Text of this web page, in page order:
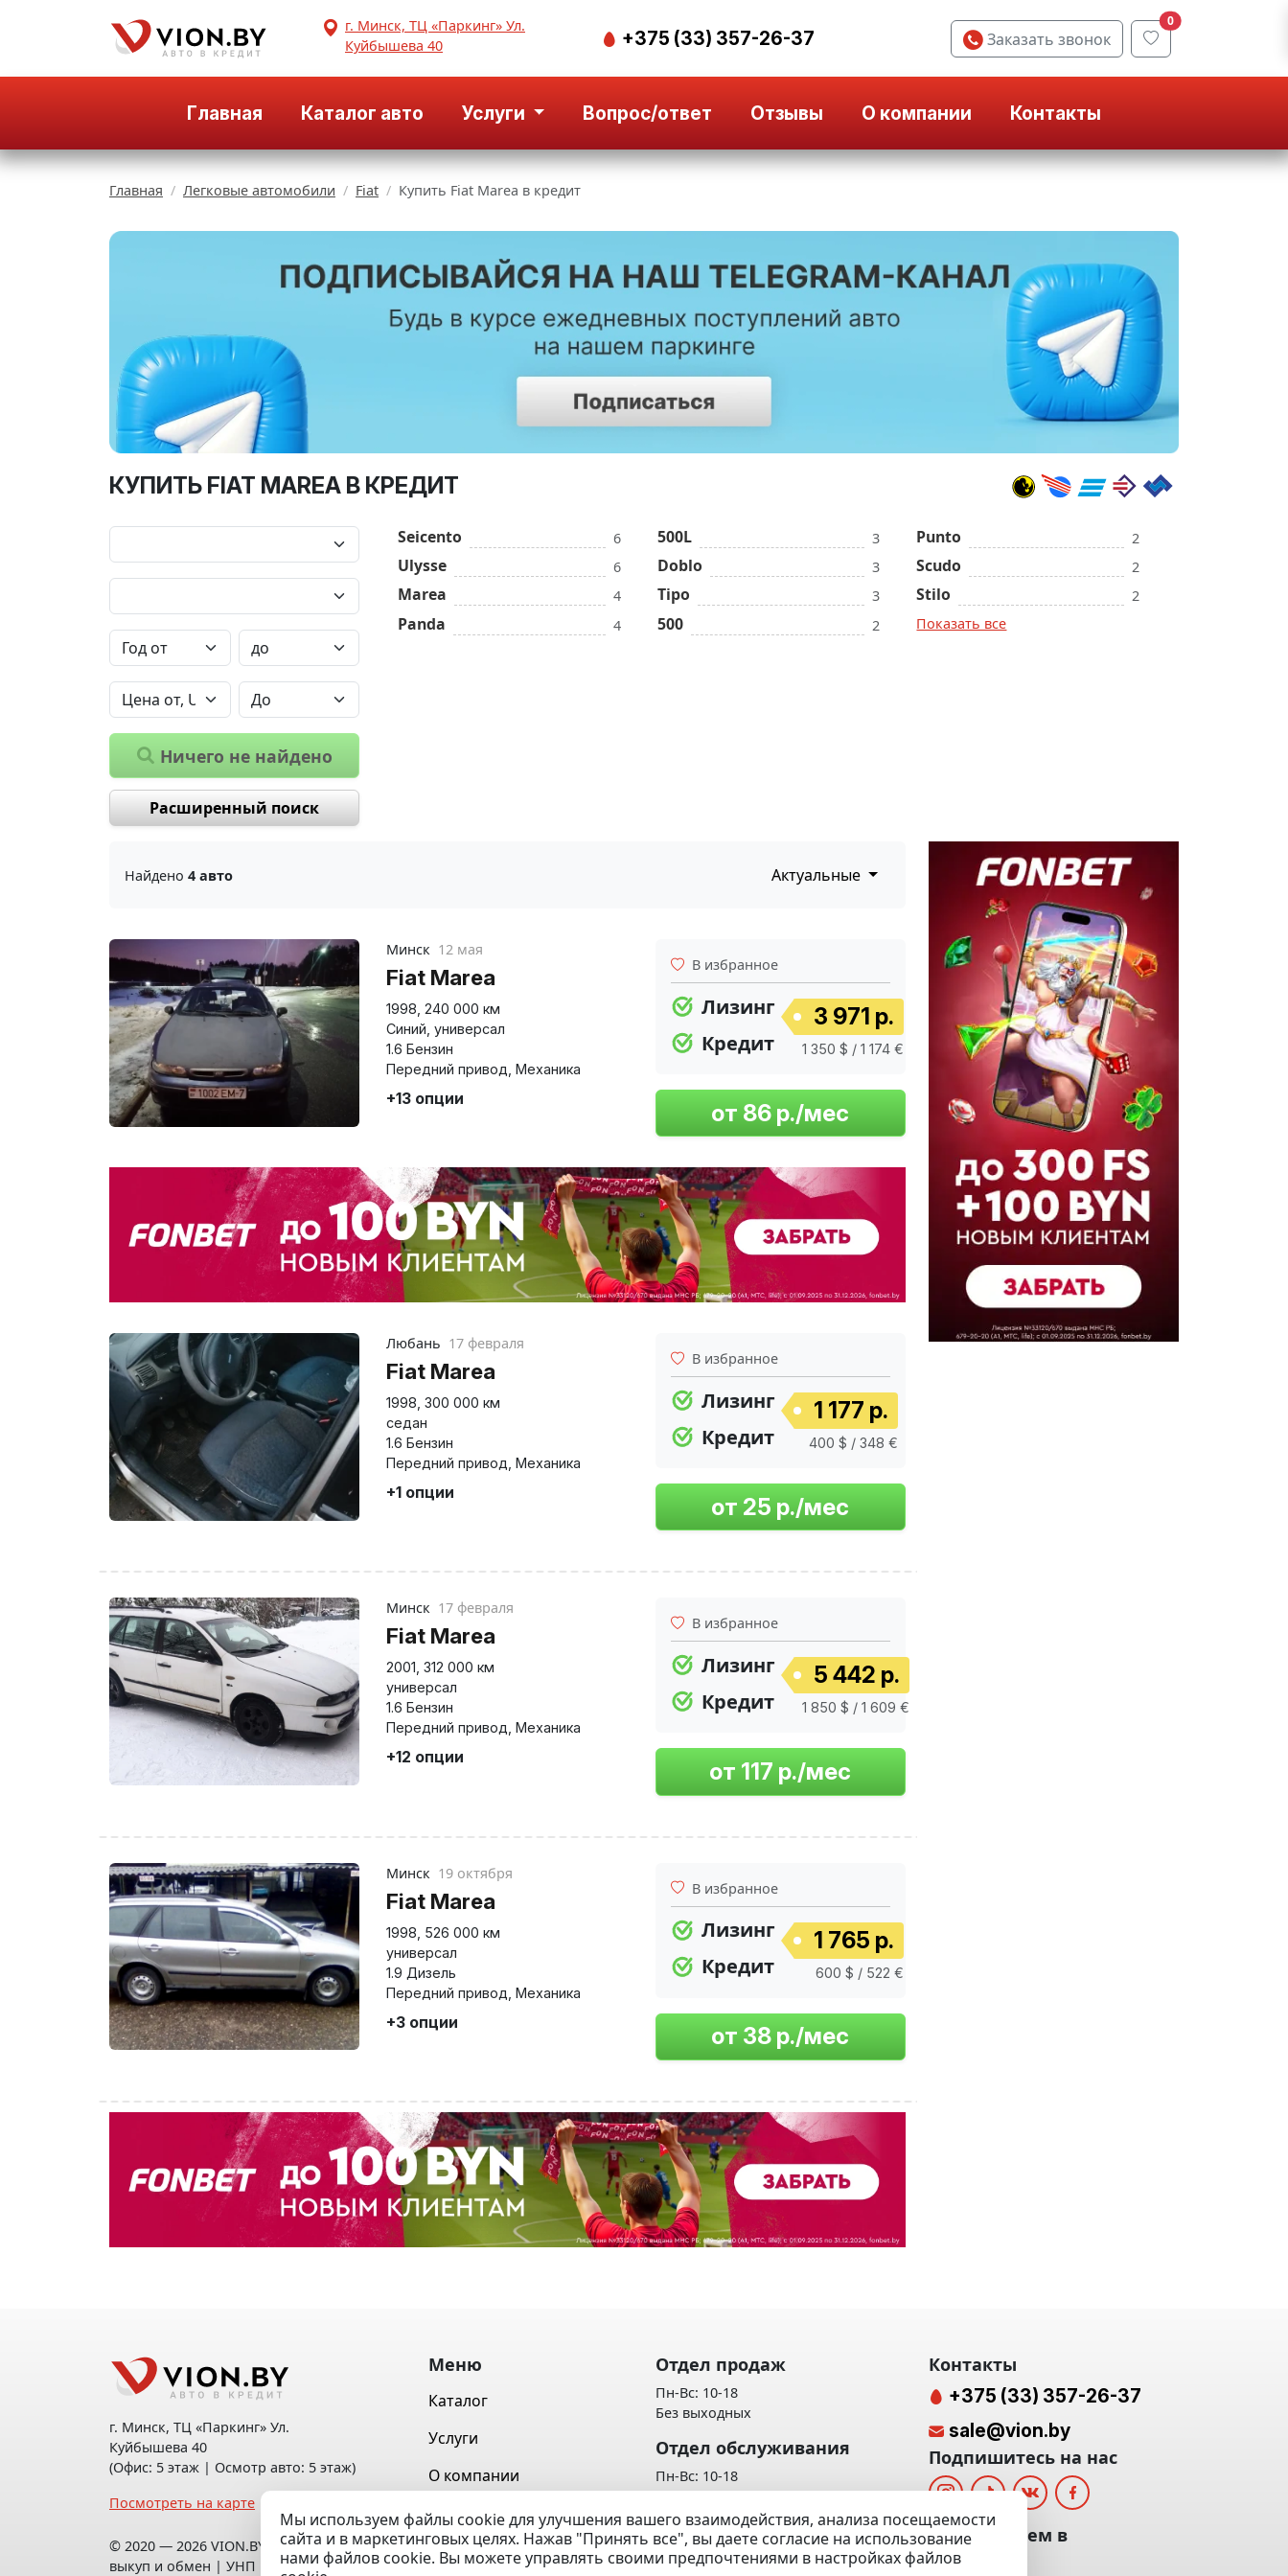
г. Минск, ТЦ «Паркинг» Ул.
Куйбышева 40
+375 (33) 357-26-37 Заказать звонок
0
Главная Каталог авто Услуги Вопрос/ответ Отзывы О компании Контакты
Главная Легковые автомобили Fiat Купить Fiat Marea в кредит
КУПИТЬ FIAT MAREA В КРЕДИТ
Ничего не найдено
Расширенный поиск
Seicento 6
Ulysse 6
Marea 4
Panda 4
500L 3
Doblo 3
Tipo 3
500 2
Punto 2
Scudo 2
Stilo
2
Показать все
Найдено 4 авто Актуальные
Минск 12 мая
Fiat Marea
1998 240 000 км
Синий универсал
1.6 Бензин
Передний привод Механика
+13 опции
В избранное
Лизинг
Кредит
3 971 р.
1 350 $ / 1 174 €
Любань 17 февраля
Fiat Marea
1998 300 000 км
седан
1.6 Бензин
Передний привод Механика
+1 опции
В избранное
Лизинг
Кредит
1 177 р.
400 $ / 348 €
Минск 17 февраля
Fiat Marea
2001 312 000 км
универсал
1.6 Бензин
Передний привод Механика
+12 опции
В избранное
Лизинг
Кредит
5 442 р.
1 850 $ / 1 609 €
Минск 19 октября
Fiat Marea
1998 526 000 км
универсал
1.9 Дизель
Передний привод Механика
+3 опции
В избранное
Лизинг
Кредит
1 765 р.
600 $ / 522 €
г. Минск, ТЦ «Паркинг» Ул.
Куйбышева 40
(Офис: 5 этаж | Осмотр авто: 5 этаж)
Посмотреть на карте
© 2020 — 2026 VION.BY — Продажа,
выкуп и обмен | УНП 192961100 |
Меню
Каталог
Услуги
О компании
Контакты
Вопрос / Ответ
Отдел продаж
Пн-Вс: 10-18
Без выходных
Отдел обслуживания
Пн-Вс: 10-18
Без выходных
Политика обработки персональных
данных
Мы используем файлы cookie для улучшения вашего взаимодействия, анализа посещаемости
сайта и в маркетинговых целях. Нажав "Принять все", вы даете согласие на использование
нами файлов cookie. Вы можете управлять своими предпочтениями в настройках файлов
Контакты
+375 (33) 357-26-37
sale@vion.by
Подпишитесь на нас
Мы отвечаем в